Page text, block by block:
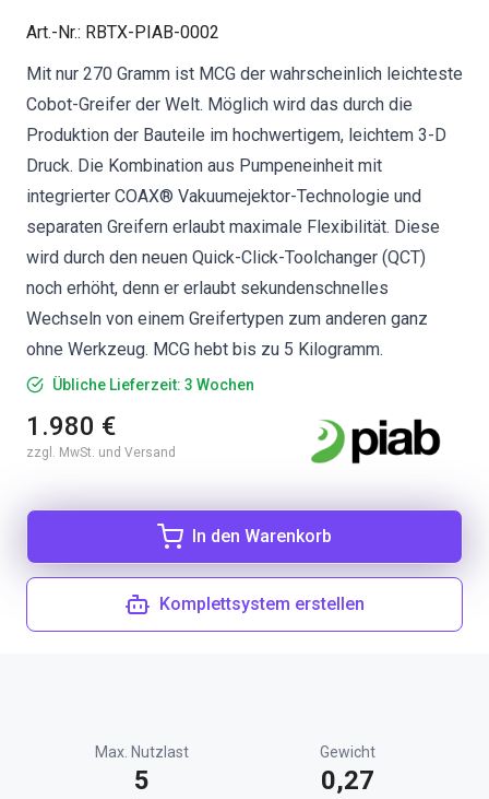
Art.-Nr.: RBTX-PIAB-0002
Mit nur 270 Gramm ist MCG der wahrscheinlich leichteste
Cobot-Greifer der Welt. Möglich wird das durch die
Produktion der Bauteile im hochwertigem, leichtem 3-D
Druck. Die Kombination aus Pumpeneinheit mit
integrierter COAX® Vakuumejektor-Technologie und
separaten Greifern erlaubt maximale Flexibilität. Diese
wird durch den neuen Quick-Click-Toolchanger (QCT)
noch erhöht, denn er erlaubt sekundenschnelles
Wechseln von einem Greifertypen zum anderen ganz
ohne Werkzeug. MCG hebt bis zu 5 Kilogramm.
Übliche Lieferzeit: 3 Wochen
1.980 €
zzgl. MwSt. und Versand
In den Warenkorb
Komplettsystem erstellen
Max. Nutzlast
5
Gewicht
0,27